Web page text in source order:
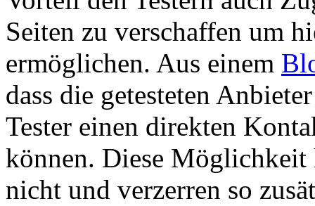
Seiten zu verschaffen um
ermöglichen. Aus einem
dass die getesteten
Tester einen direkten
können. Diese Möglichkeit
nicht und verzerren so